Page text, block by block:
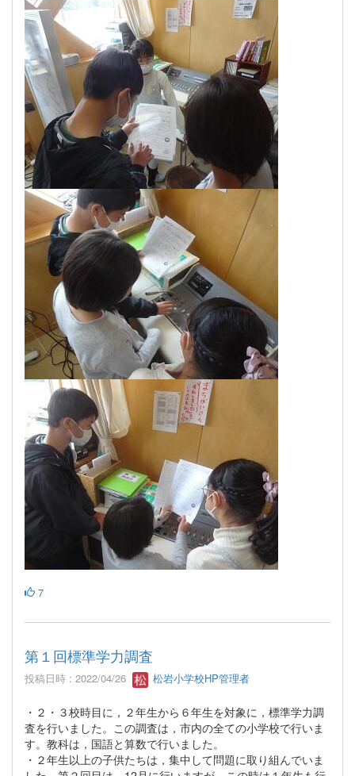
7
第１回標準学力調査
投稿日時 : 2022/04/26 松岩小学校HP管理者
・２・３校時目に，２年生から６年生を対象に，標準学力調
査を行いました。この調査は，市内の全ての小学校で行いま
す。教科は，国語と算数で行いました。
・２年生以上の子供たちは，集中して問題に取り組んでいま